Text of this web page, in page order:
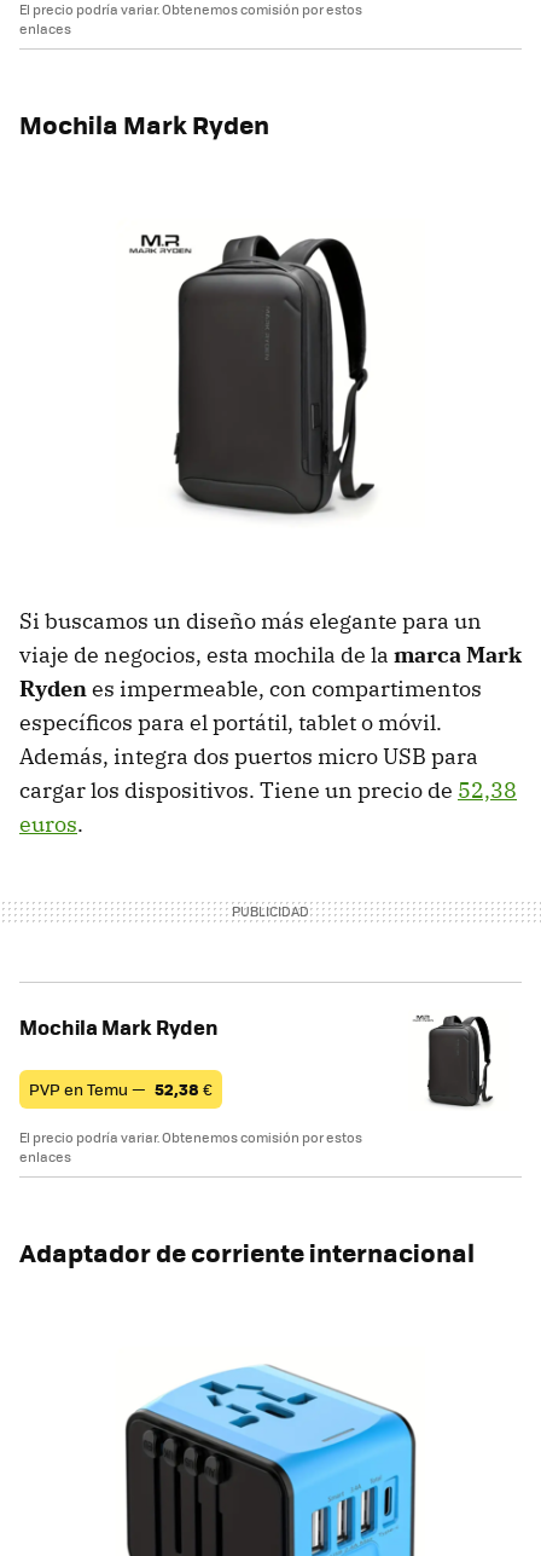
El precio podría variar. Obtenemos comisión por estos
enlaces
Mochila Mark Ryden
Si buscamos un diseño más elegante para un
viaje de negocios, esta mochila de la marca Mark
Rydenes impermeable, con compartimentos
específicos para el portátil, tablet o móvil.
Además, integra dos puertos micro USB para
cargar los dispositivos. Tiene un precio de 52,38
euros.
Mochila Mark Ryden
PVP en Temu — 52,38 €
El precio podría variar. Obtenemos comisión por estos
enlaces
Adaptador de corriente internacional